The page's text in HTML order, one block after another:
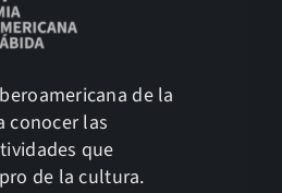
de la
conocer las
que
de la cultura.